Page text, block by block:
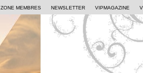
ZONE MEMBRES NEWSLETTER VIPMAGAZINE